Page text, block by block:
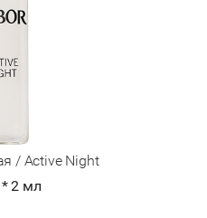
/ Active Night
2 мл